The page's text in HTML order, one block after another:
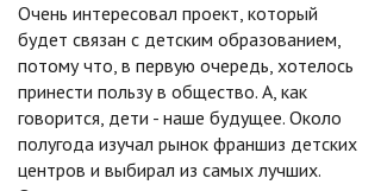
Очень интересовал проект, который
будет связан с детским образованием,
потому что, в первую очередь, хотелось
принести пользу в общество. А, как
говорится, дети - наше будущее. Около
полугода изучал рынок франшиз детских
центров и выбирал из самых лучших.